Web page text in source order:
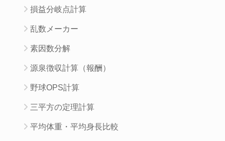
損益分岐点計算
乱数メーカー
素因数分解
源泉徴収計算（報酬）
野球OPS計算
三平方の定理計算
平均体重・平均身長比較